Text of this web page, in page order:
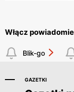
Włącz
Blik-go
GAZETKI